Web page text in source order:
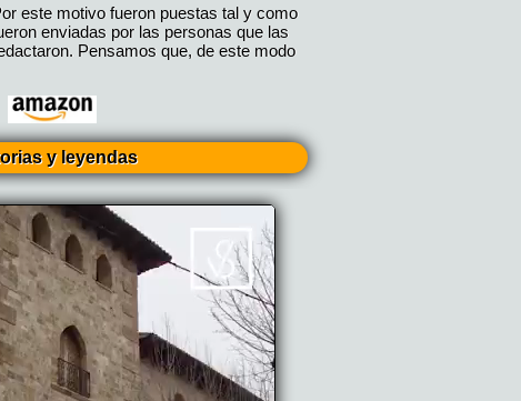
este motivo fueron puestas tal y como
enviadas por las personas que las
Pensamos que, de este modo
y leyendas